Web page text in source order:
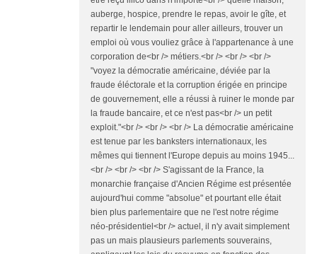
auberge, hospice, prendre le repas, avoir le gîte, et
repartir le lendemain pour aller ailleurs, trouver un
emploi où vous vouliez grâce à l'appartenance à une
corporation de<br /> métiers.<br /> <br /> <br />
"voyez la démocratie américaine, déviée par la
fraude éléctorale et la corruption érigée en principe
de gouvernement, elle a réussi à ruiner le monde par
la fraude bancaire, et ce n'est pas<br /> un petit
exploit."<br /> <br /> <br /> La démocratie américaine
est tenue par les banksters internationaux, les
mêmes qui tiennent l'Europe depuis au moins 1945...
<br /> <br /> <br /> S'agissant de la France, la
monarchie française d'Ancien Régime est présentée
aujourd'hui comme "absolue" et pourtant elle était
bien plus parlementaire que ne l'est notre régime
néo-présidentiel<br /> actuel, il n'y avait simplement
pas un mais plausieurs parlements souverains,